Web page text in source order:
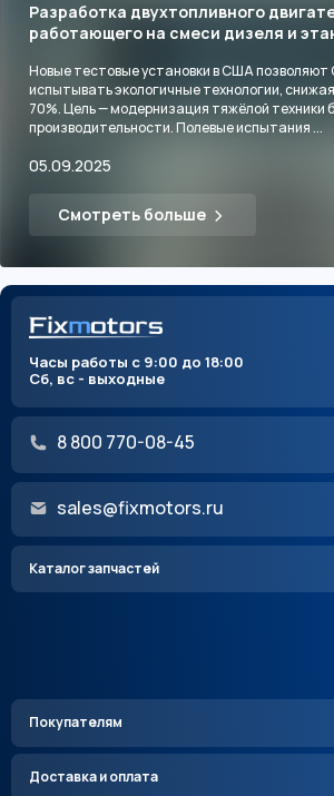
Разработка двухтопливного
работающего на смеси дизеля и
Новые тестовые установки в США позволяют
испытывать экологичные технологии,
70%. Цель — модернизация тяжёлой техники
производительности. Полевые испытания ...
05.09.2025
Смотреть больше
Часы работы с 9:00 до 18:00
Сб, вс - выходные
8 800 770-08-45
sales@fixmotors.ru
Каталог запчастей
Покупателям
Доставка и оплата